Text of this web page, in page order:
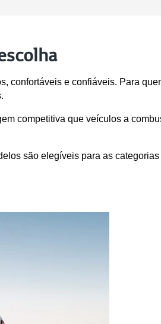
confortáveis e confiáveis. Para
competitiva que veículos a
são elegíveis para as categorias